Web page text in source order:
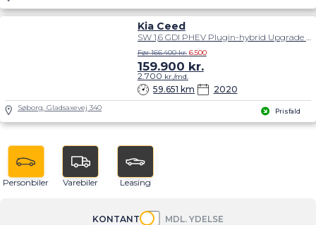
Prisfald
Kia Ceed
SW 1,6 GDI PHEV Plugin-hybrid Upgrade m/Plus DCT 141HK Stc 6g Aut.
59.651 km 2020
Før 166.400 kr. 6.500
159.900 kr.
2.700 kr./md.
Søborg, Gladsaxevej 340
Personbiler Varebiler Leasing
KONTANT MDL. YDELSE